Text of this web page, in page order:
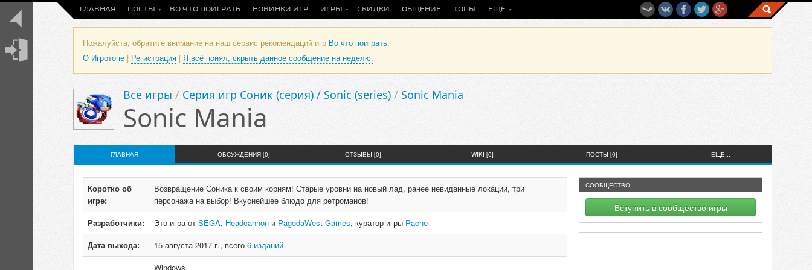
ГЛАВНАЯ ПОСТЫ ВО ЧТО ПОИГРАТЬ НОВИНКИ ИГР ИГРЫ СКИДКИ ОБЩЕНИЕ ТОПЫ ЕЩЕ
Пожалуйста, обратите внимание на наш сервис рекомендаций игр Во что поиграть.
О Игротопе | Регистрация | Я всё понял, скрыть данное сообщение на неделю.
Все игры / Серия игр Соник (серия) / Sonic (series) / Sonic Mania
Sonic Mania
ГЛАВНАЯ ОБСУЖДЕНИЯ [0] ОТЗЫВЫ [0] WIKI [0] ПОСТЫ [0] ЕЩЕ...
Коротко об
игре:
Возвращение Соника к своим корням! Старые уровни на новый лад, ранее невиданные локации, три
персонажа на выбор! Вкуснейшее блюдо для ретроманов!
Разработчики:
Это игра от SEGA, Headcannon и PagodaWest Games, куратор игры Pache
Дата выхода:
15 августа 2017 г., всего 6 изданий
Windows
СООБЩЕСТВО
Вступить в сообщество игры